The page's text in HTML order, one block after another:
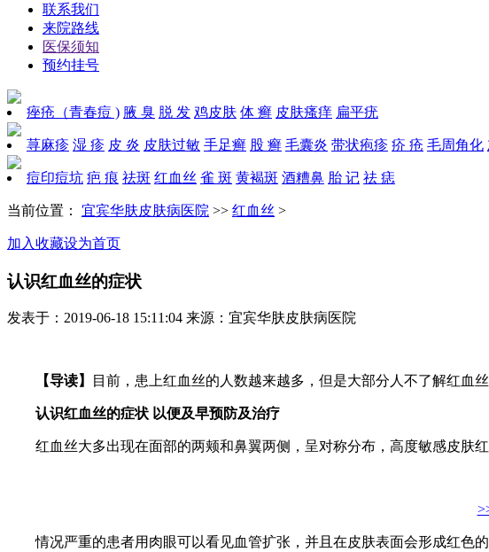
联系我们
来院路线
医保须知
预约挂号
痤疮（青春痘 ) 腋 臭 脱 发 鸡皮肤 体 癣 皮肤瘙痒 扁平疣
荨麻疹 湿 疹 皮 炎 皮肤过敏 手足癣 股 癣 毛囊炎 带状疱疹 疥 疮 毛周角化
痘印痘坑 疤 痕 祛斑 红血丝 雀 斑 黄褐斑 酒糟鼻 胎 记 祛 痣
当前位置： 宜宾华肤皮肤病医院 >> 红血丝 >
加入收藏设为首页
认识红血丝的症状
发表于：2019-06-18 15:11:04 来源：宜宾华肤皮肤病医院
【导读】 目前，患上红血丝的人数越来越多，但是大部分人不了解红血
认识红血丝的症状 以便及早预防及治疗
红血丝大多出现在面部的两颊和鼻翼两侧，呈对称分布，高度敏感皮肤红
情况严重的患者用肉眼可以看见血管扩张，并且在皮肤表面会形成红色